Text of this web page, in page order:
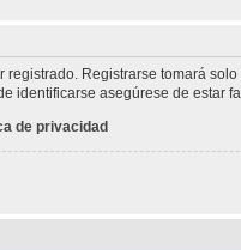
registrado. Registrarse tomará
identificarse asegúrese de estar
de privacidad